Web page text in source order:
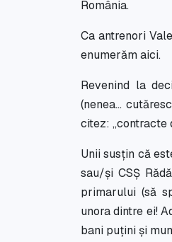
România.
Ca antrenori
enumerăm aici.
Revenind la
(nenea…
citez: ,,contracte
Unii susțin că
sau/și CSȘ
primarului (să
unora dintre ei!
bani puțini și